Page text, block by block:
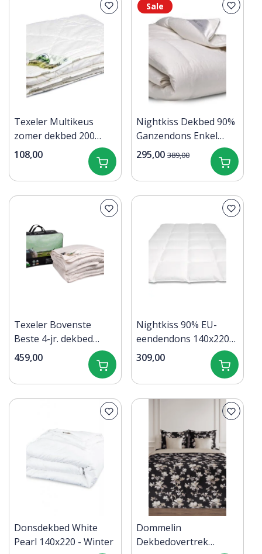
Texeler Multikeus
zomer dekbed 200
grams 140x220
108,00
Sale
Nightkiss Dekbed 90%
Ganzendons Enkel
140x220
295,00 389,00
Texeler Bovenste
Beste 4-jr. dekbed
140x220
459,00
Nightkiss 90% EU-
eendendons 140x220
Winter - 770 gram
309,00
Donsdekbed White
Pearl 140x220 - Winter
Dommelin
Dekbedovertrek